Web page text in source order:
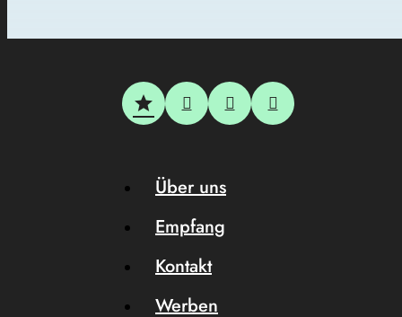
Über uns
Empfang
Kontakt
Werben